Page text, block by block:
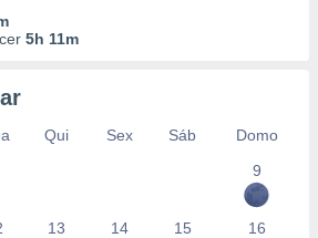
5h 11m
Qui Sex Sáb
Domo
9
13 14 15 16